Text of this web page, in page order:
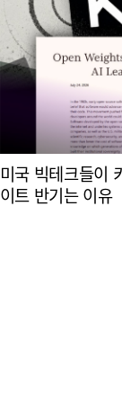
미국 빅테크들이
이트 반기는 이유